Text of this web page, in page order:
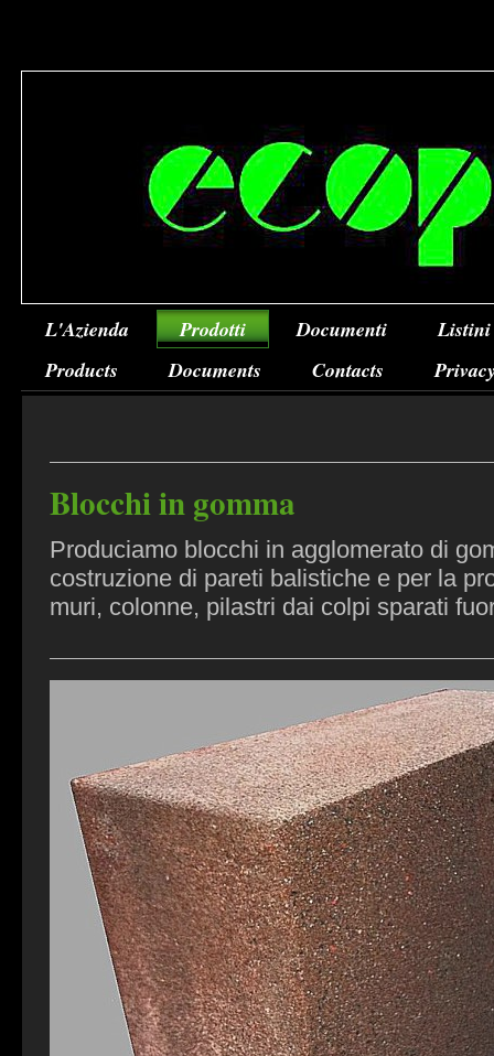
L'Azienda Prodotti Documenti
Listini
Products
Documents Contacts
Blocchi in gomma
Produciamo blocchi in agglomerato di
costruzione di pareti balistiche e per la
muri, colonne, pilastri dai colpi sparati